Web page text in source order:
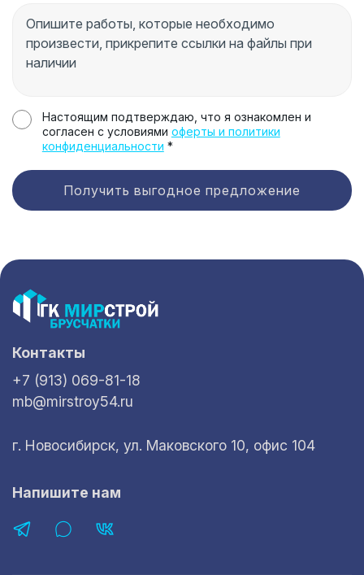
Настоящим подтверждаю, что я ознакомлен и
согласен с условиями оферты и политики
конфиденциальности *
Получить выгодное предложение
Контакты
+7 (913) 069-81-18
mb@mirstroy54.ru
г. Новосибирск, ул. Маковского 10, офис 104
Напишите нам